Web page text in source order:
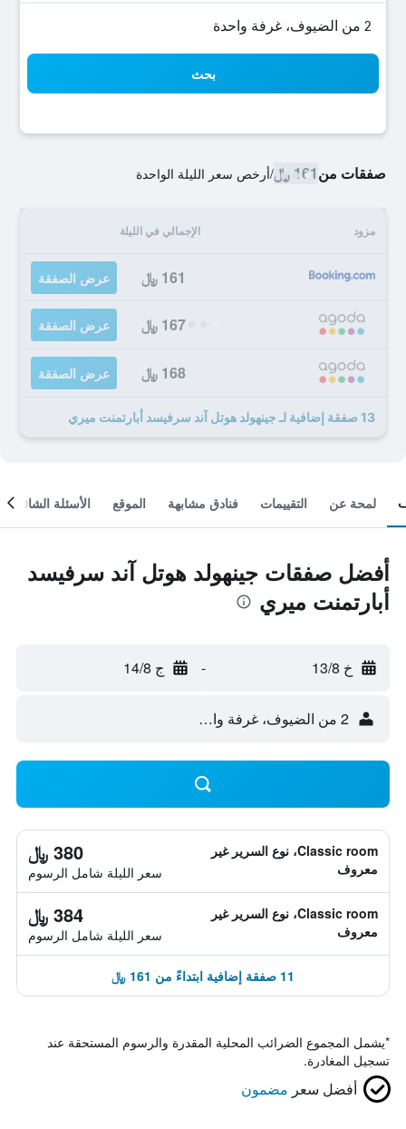
2 من الضيوف، غرفة واحدة
بحث
صفقات من161 ﷼ /أرخص سعر الليلة الواحدة
مزود الإجمالي في الليلة
161 ﷼ عرض الصفقة
167 ﷼ عرض الصفقة
168 ﷼ عرض الصفقة
13 صفقة إضافية لـ جينهولد هوتل آند سرفيسد أبارتمنت ميري
لمحة عن التقييمات فنادق مشابهة الموقع الأسئلة الشائعة
أفضل صفقات جينهولد هوتل آند سرفيسد
أبارتمنت ميري
خ 13/8 - ج 14/8
2 من الضيوف، غرفة واحدة
Classic room، نوع السرير غير
معروف
380 ﷼
سعر الليلة شامل الرسوم
Classic room، نوع السرير غير
معروف
384 ﷼
سعر الليلة شامل الرسوم
11 صفقة إضافية ابتداءً من 161 ﷼
*يشمل المجموع الضرائب المحلية المقدرة والرسوم المستحقة عند
تسجيل المغادرة.
أفضل سعر مضمون